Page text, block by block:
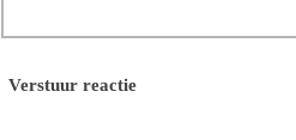
Verstuur reactie